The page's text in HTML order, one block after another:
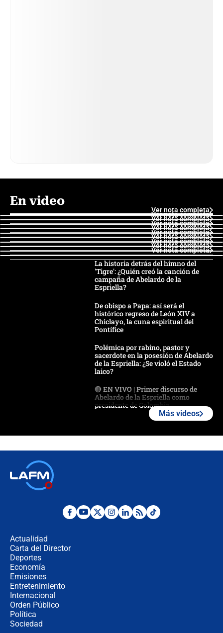
En video
Ver nota completa
Ver nota completa
Ver nota completa
Ver nota completa
Ver nota completa
Ver nota completa
Ver nota completa
Ver nota completa
Ver nota completa
Ver nota completa
La historia detrás del himno del
'Tigre': ¿Quién creó la canción de
campaña de Abelardo de la
Espriella?
De obispo a Papa: así será el
histórico regreso de León XIV a
Chiclayo, la cuna espiritual del
Pontífice
Polémica por rabino, pastor y
sacerdote en la posesión de Abelardo
de la Espriella: ¿Se violó el Estado
laico?
🔴 EN VIVO | Primer discurso de
Abelardo de la Espriella como
presidente de Colombia
Desde dermatitis hasta infecciones:
Más videos
Actualidad
Carta del Director
Deportes
Economía
Emisiones
Entretenimiento
Internacional
Orden Público
Política
Sociedad